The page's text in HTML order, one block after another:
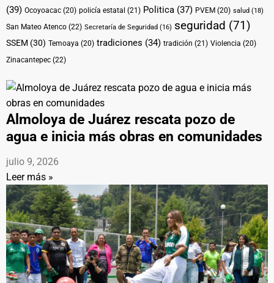
(39) Ocoyoacac (20) policía estatal (21) Politica (37) PVEM (20) salud (18)
San Mateo Atenco (22) Secretaría de Seguridad (16) seguridad (71)
SSEM (30) Temoaya (20) tradiciones (34) tradición (21) Violencia (20)
Zinacantepec (22)
Almoloya de Juárez rescata pozo de
agua e inicia más obras en comunidades
julio 9, 2026
Leer más »